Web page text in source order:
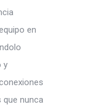
en
y
que nunca